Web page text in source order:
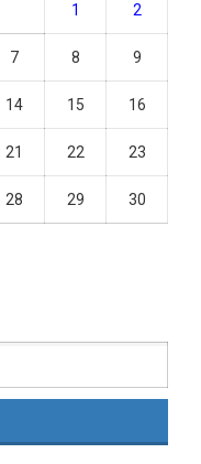
1 2
7 8 9
14 15 16
21 22 23
28 29 30